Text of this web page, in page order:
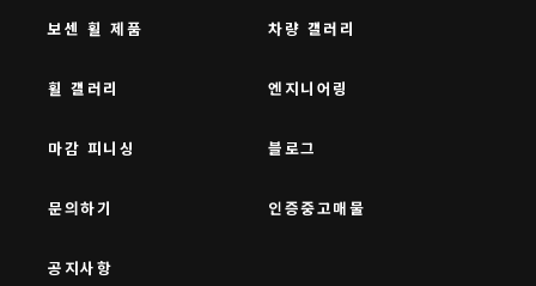
보센 휠 제품 차량 갤러리
휠 갤러리 엔지니어링
마감 피니싱 블로그
문의하기 인증중고매물
공지사항